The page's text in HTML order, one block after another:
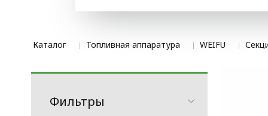
Каталог Топливная аппаратура WEIFU
Фильтры